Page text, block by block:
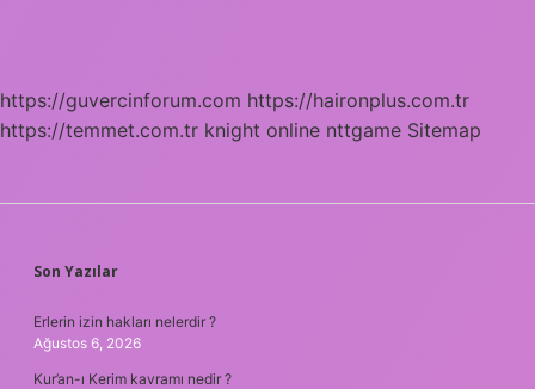
https://guvercinforum.com https://haironplus.com.tr
https://temmet.com.tr knight online nttgame Sitemap
SIDEBAR
Son Yazılar
Erlerin izin hakları nelerdir ?
Ağustos 6, 2026
Kur’an-ı Kerim kavramı nedir ?